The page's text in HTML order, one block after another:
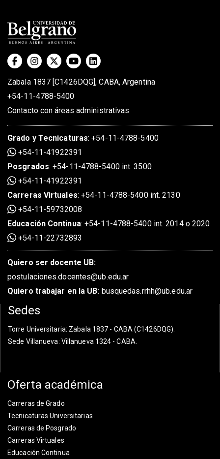
Zabala 1837 [C1426DQG], CABA, Argentina
+54-11-4788-5400
Contacto con áreas administrativas
Grado y Tecnicaturas:+54-11-4788-5400
+54-11-41922391
Posgrados:+54-11-4788-5400 int. 3500
+54-11-41922391
Carreras Virtuales:+54-11-4788-5400 int. 2130
+54-11-59732008
Educación Continua:+54-11-4788-5400 int. 2014 o 2020
+54-11-22732893
Quiero ser docente UB:
postulaciones.docentes@ub.edu.ar
Quiero trabajar en la UB: busquedas.rrhh@ub.edu.ar
Sedes
Torre Universitaria: Zabala 1837 - CABA (C1426DQG).
Sede Villanueva: Villanueva 1324 - CABA.
Oferta académica
Carreras de Grado
Tecnicaturas Universitarias
Carreras de Posgrado
Carreras Virtuales
Educación Continua